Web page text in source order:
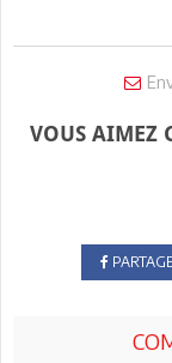
VOUS AIMEZ